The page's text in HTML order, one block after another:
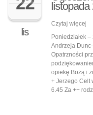
lis
listopada
Czytaj więcej
Poniedziałek
Andrzeja
Opatrzności
opiekę Bożą i
+ Jerzego Celt
6.45 Za ++